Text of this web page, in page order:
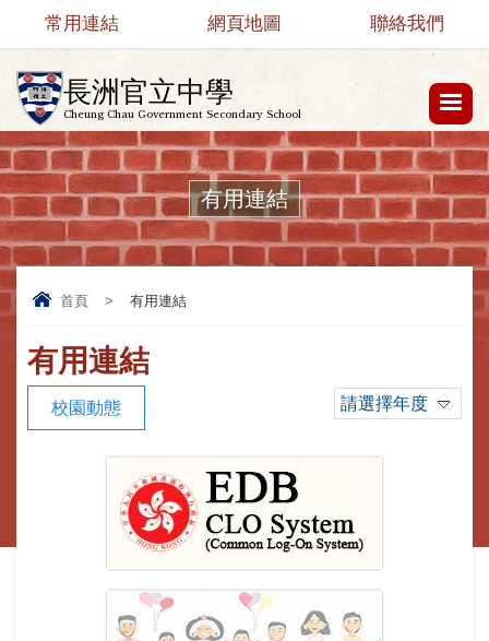
長洲官立中學
Cheung Chau Government Secondary School
常用連結 網頁地圖 聯絡我們
有用連結
首頁 > 有用連結
有用連結
請選擇年度
校園動態